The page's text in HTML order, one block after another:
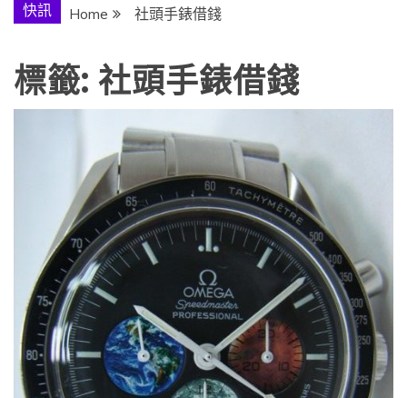
快訊 Home 社頭手錶借錢
標籤: 社頭手錶借錢